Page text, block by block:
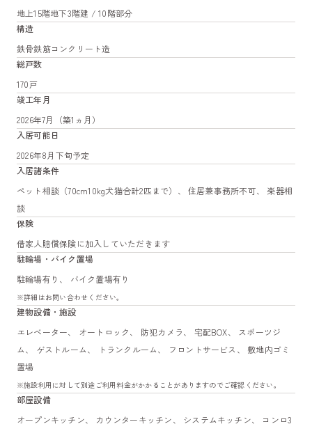
地上15階地下3階建 / 10階部分
構造
鉄骨鉄筋コンクリート造
総戸数
170戸
竣工年月
2026年7月（築1ヵ月）
入居可能日
2026年8月下旬予定
入居諸条件
ペット相談（70cm10kg犬猫合計2匹まで）、 住居兼事務所不可、 楽器相
談
保険
借家人賠償保険に加入していただきます
駐輪場・バイク置場
駐輪場有り、 バイク置場有り
※詳細はお問い合わせください。
建物設備・施設
エレベーター、 オートロック、 防犯カメラ、 宅配BOX、 スポーツジ
ム、 ゲストルーム、 トランクルーム、 フロントサービス、 敷地内ゴミ
置場
※施設利用に対して別途ご利用料金がかかることがありますのでご確認ください。
部屋設備
オープンキッチン、 カウンターキッチン、 システムキッチン、 コンロ3